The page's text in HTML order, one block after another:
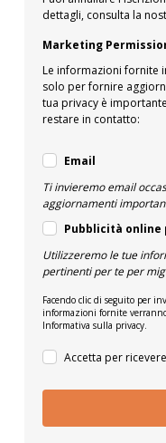
dettagli, consulta la
Marketing
Le informazioni fornite
solo per fornire
tua privacy è
restare in contatto:
Email
Ti invieremo email
aggiornamenti
Pubblicità online
Utilizzeremo le tue
pertinenti per te per
Facendo clic di seguito per
informazioni fornite
Informativa sulla privacy.
Accetta per